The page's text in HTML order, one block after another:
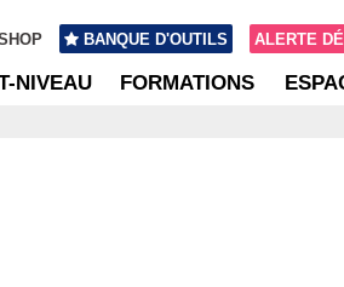
BANQUE D'OUTILS ALERTE
NIVEAU FORMATIONS